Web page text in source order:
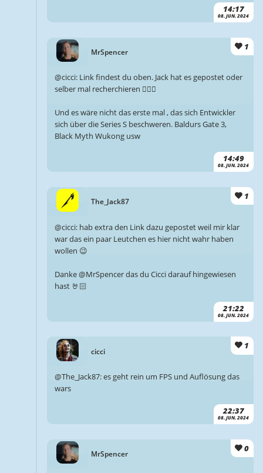
14:17
08. JUN. 2024
MrSpencer
1
14:49
08. JUN. 2024
@cicci: Link findest du oben. Jack hat es gepostet oder
selber mal recherchieren 🤷🏻‍♂️
Und es wäre nicht das erste mal , das sich Entwickler
sich über die Series S beschweren. Baldurs Gate 3,
Black Myth Wukong usw
The_Jack87
1
21:22
08. JUN. 2024
@cicci: hab extra den Link dazu gepostet weil mir klar
war das ein paar Leutchen es hier nicht wahr haben
wollen 😉
Danke @MrSpencer das du Cicci darauf hingewiesen
hast 🤘🏻
cicci
1
22:37
08. JUN. 2024
@The_Jack87: es geht rein um FPS und Auflösung das
wars
MrSpencer
0